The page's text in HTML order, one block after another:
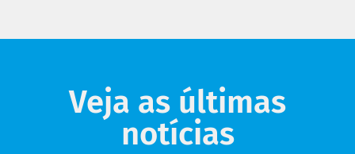
Veja as últimas
notícias